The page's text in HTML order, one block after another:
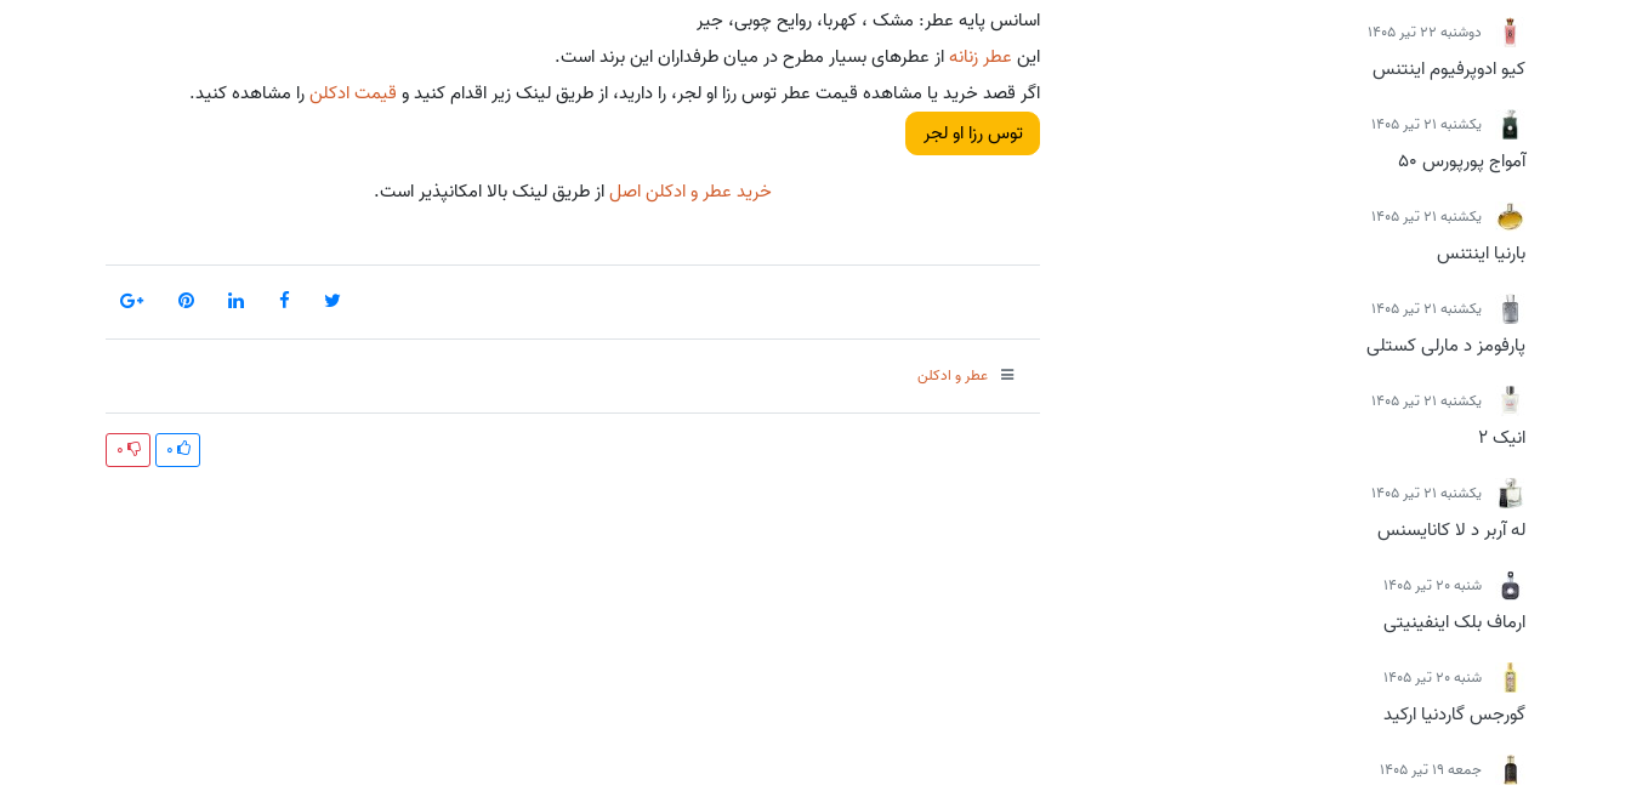
دوشنبه 22 تیر 1405
کیو ادوپرفیوم اینتنس
يكشنبه 21 تیر 1405
آمواج پورپورس 50
يكشنبه 21 تیر 1405
بارنیا اینتنس
يكشنبه 21 تیر 1405
پارفومز د مارلی کستلی
يكشنبه 21 تیر 1405
انیک 2
يكشنبه 21 تیر 1405
له آربر د لا کانایسنس
شنبه 20 تیر 1405
ارماف بلک اینفینیتی
شنبه 20 تیر 1405
گورجس گاردنیا ارکید
جمعه 19 تیر 1405
اسانس پایه عطر: مشک ، کهربا، روایح چوبی، جیر
این عطر زنانهاز عطرهای بسیار مطرح در میان طرفداران این برند است.
اگر قصد خرید یا مشاهده قیمت عطر توس رزا او لجر، را دارید، از طریق لینک زیر اقدام کنید و قیمت ادکلنرا مشاهده کنید.
توس رزا او لجر
خرید عطر و ادکلن اصلاز طریق لینک بالا امکانپذیر است.
عطر و ادکلن